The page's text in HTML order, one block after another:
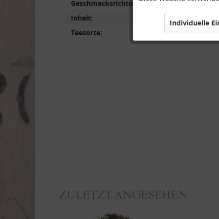
Geschmacksrichtung:
Inhalt:
Teesorte:
ZULETZT ANGESEHEN
Individuelle